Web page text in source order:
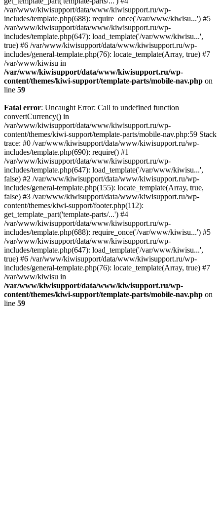
/var/www/kiwisupport/data/www/kiwisupport.ru/wp-
includes/template.php(688): require_once('/var/www/kiwisu...') #5
/var/www/kiwisupport/data/www/kiwisupport.ru/wp-
includes/template.php(647): load_template('/var/www/kiwisu...',
true) #6 /var/www/kiwisupport/data/www/kiwisupport.ru/wp-
includes/general-template.php(76): locate_template(Array, true) #7
/var/www/kiwisu in
/var/www/kiwisupport/data/www/kiwisupport.ru/wp-
content/themes/kiwi-support/template-parts/mobile-nav.php on
line 59
Fatal error: Uncaught Error: Call to undefined function
convertCurrency() in
/var/www/kiwisupport/data/www/kiwisupport.ru/wp-
content/themes/kiwi-support/template-parts/mobile-nav.php:59 Stack
trace: #0 /var/www/kiwisupport/data/www/kiwisupport.ru/wp-
includes/template.php(690): require() #1
/var/www/kiwisupport/data/www/kiwisupport.ru/wp-
includes/template.php(647): load_template('/var/www/kiwisu...',
false) #2 /var/www/kiwisupport/data/www/kiwisupport.ru/wp-
includes/general-template.php(155): locate_template(Array, true,
false) #3 /var/www/kiwisupport/data/www/kiwisupport.ru/wp-
content/themes/kiwi-support/footer.php(112):
get_template_part('template-parts/...') #4
/var/www/kiwisupport/data/www/kiwisupport.ru/wp-
includes/template.php(688): require_once('/var/www/kiwisu...') #5
/var/www/kiwisupport/data/www/kiwisupport.ru/wp-
includes/template.php(647): load_template('/var/www/kiwisu...',
true) #6 /var/www/kiwisupport/data/www/kiwisupport.ru/wp-
includes/general-template.php(76): locate_template(Array, true) #7
/var/www/kiwisu in
/var/www/kiwisupport/data/www/kiwisupport.ru/wp-
content/themes/kiwi-support/template-parts/mobile-nav.php on
line 59